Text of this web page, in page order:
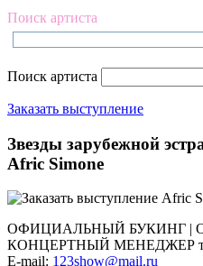
Поиск артиста
Поиск артиста
Заказать выступление
Звезды зарубежной
Afric Simone
ОФИЦИАЛЬНЫЙ БУКИНГ |
КОНЦЕРТНЫЙ МЕНЕДЖЕР
E-mail: 123show@mail.ru